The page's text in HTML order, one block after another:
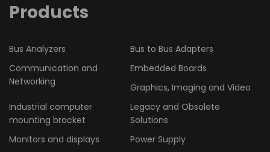
Products
Bus Analyzers
Bus to Bus Adapters
Communication and
Networking
Embedded Boards
Graphics, Imaging and Video
Industrial computer
mounting bracket
Legacy and Obsolete
Solutions
Monitors and displays
Power Supply